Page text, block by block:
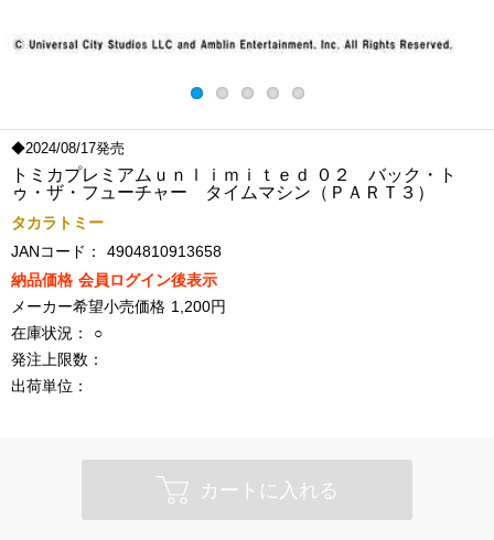
◆2024/08/17発売
トミカプレミアムｕｎｌｉｍｉｔｅｄ ０２ バック・ト
ゥ・ザ・フューチャー タイムマシン（ＰＡＲＴ３）
タカラトミー
JANコード：
4904810913658
納品価格 会員ログイン後表示
メーカー希望小売価格 1,200円
在庫状況：
○
発注上限数：
出荷単位：
カートに入れる